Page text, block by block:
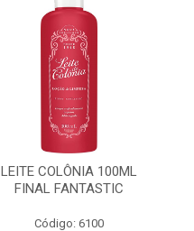
LEITE COLÔNIA 100ML
FINAL FANTASTIC
Código: 6100